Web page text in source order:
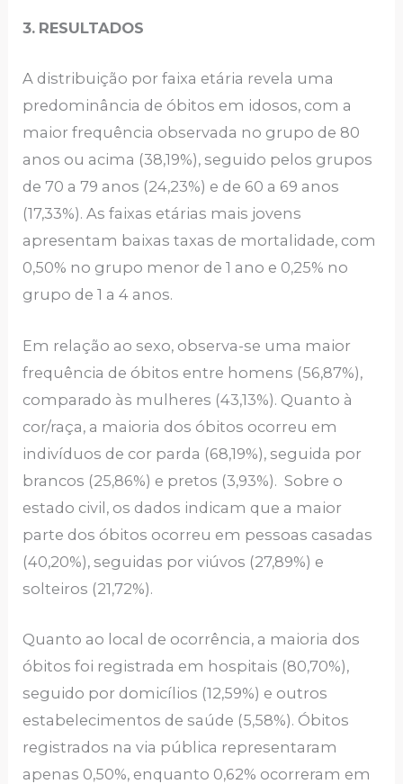
3. RESULTADOS
A distribuição por faixa etária revela uma
predominância de óbitos em idosos, com a
maior frequência observada no grupo de 80
anos ou acima (38,19%), seguido pelos grupos
de 70 a 79 anos (24,23%) e de 60 a 69 anos
(17,33%). As faixas etárias mais jovens
apresentam baixas taxas de mortalidade, com
0,50% no grupo menor de 1 ano e 0,25% no
grupo de 1 a 4 anos.
Em relação ao sexo, observa-se uma maior
frequência de óbitos entre homens (56,87%),
comparado às mulheres (43,13%). Quanto à
cor/raça, a maioria dos óbitos ocorreu em
indivíduos de cor parda (68,19%), seguida por
brancos (25,86%) e pretos (3,93%). Sobre o
estado civil, os dados indicam que a maior
parte dos óbitos ocorreu em pessoas casadas
(40,20%), seguidas por viúvos (27,89%) e
solteiros (21,72%).
Quanto ao local de ocorrência, a maioria dos
óbitos foi registrada em hospitais (80,70%),
seguido por domicílios (12,59%) e outros
estabelecimentos de saúde (5,58%). Óbitos
registrados na via pública representaram
apenas 0,50%, enquanto 0,62% ocorreram em